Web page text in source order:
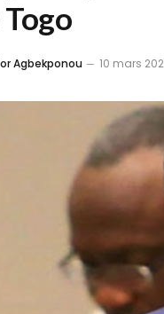
Agbekponou 10 mars